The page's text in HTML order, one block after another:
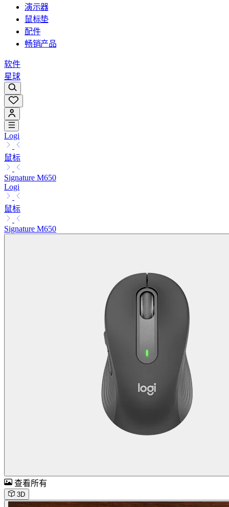
演示器
鼠标垫
配件
畅销产品
软件
星球
Logi
鼠标
Signature M650
Logi
鼠标
Signature M650
查看所有
3D